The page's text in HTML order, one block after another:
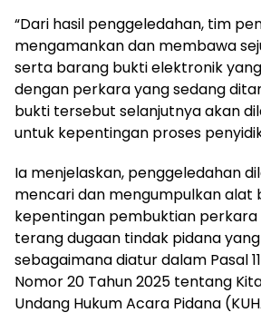
“Dari hasil penggeledahan, tim
mengamankan dan membawa
serta barang bukti elektronik
dengan perkara yang sedang
bukti tersebut selanjutnya akan
untuk kepentingan proses
Ia menjelaskan, penggeledahan
mencari dan mengumpulkan alat
kepentingan pembuktian
terang dugaan tindak pidana
sebagaimana diatur dalam Pasal
Nomor 20 Tahun 2025 tentang
Undang Hukum Acara Pidana